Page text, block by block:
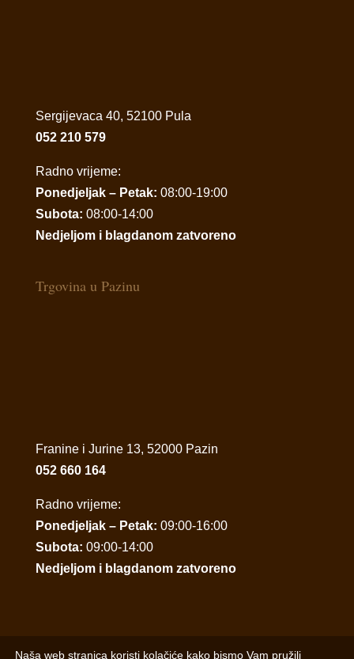
Sergijevaca 40, 52100 Pula
052 210 579
Radno vrijeme:
Ponedjeljak – Petak: 08:00-19:00
Subota: 08:00-14:00
Nedjeljom i blagdanom zatvoreno
Trgovina u Pazinu
Franine i Jurine 13, 52000 Pazin
052 660 164
Radno vrijeme:
Ponedjeljak – Petak: 09:00-16:00
Subota: 09:00-14:00
Nedjeljom i blagdanom zatvoreno
Naša web stranica koristi kolačiće kako bismo Vam pružili